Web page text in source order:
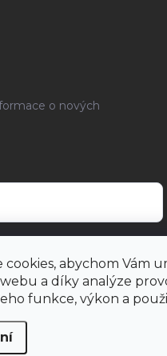
cookies, abychom Vám
a díky analýze
funkce, výkon a
o nových
osobních údajů